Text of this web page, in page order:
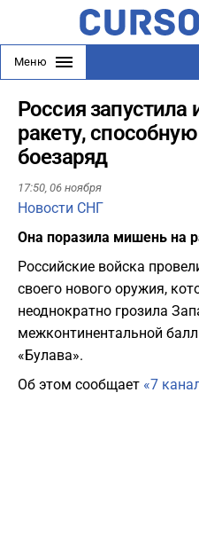
Меню
Россия запустила
ракету,
боезаряд
17:50, 06 ноября
Новости СНГ
Она поразила мишень на
Российские войска
своего нового оружия,
неоднократно грозила
межконтинентальной
«Булава».
Об этом сообщает «7